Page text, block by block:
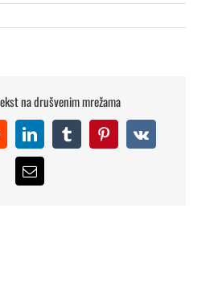
na drušvenim mrežama
LinkedInTumblrPinterest
Vk
Email